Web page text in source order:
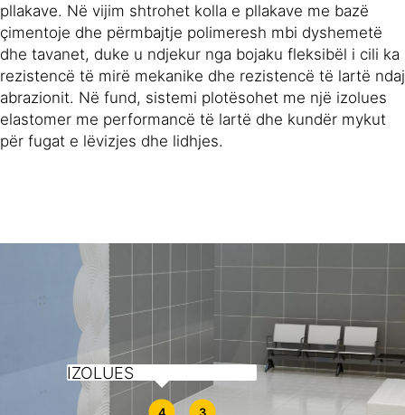
pllakave. Në vijim shtrohet kolla e pllakave me bazë
çimentoje dhe përmbajtje polimeresh mbi dyshemetë
dhe tavanet, duke u ndjekur nga bojaku fleksibël i cili ka
rezistencë të mirë mekanike dhe rezistencë të lartë ndaj
abrazionit. Në fund, sistemi plotësohet me një izolues
elastomer me performancë të lartë dhe kundër mykut
për fugat e lëvizjes dhe lidhjes.
3
4
IZOLUES